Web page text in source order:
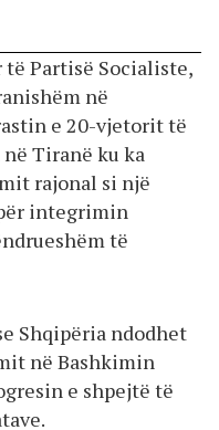
Partisë Socialiste,
në
e 20-vjetorit të
Tiranë ku ka
rajonal si një
integrimin
të
Shqipëria ndodhet
në Bashkimin
e shpejtë të